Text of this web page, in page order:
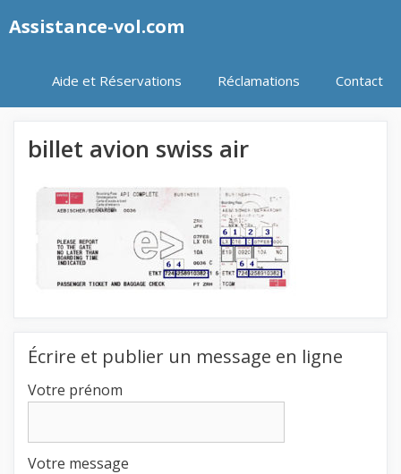
auAssistance-vol.com
Aide et Réservations Réclamations Contact
billet avion swiss air
Écrire et publier un message en ligne
Votre prénom
Votre message